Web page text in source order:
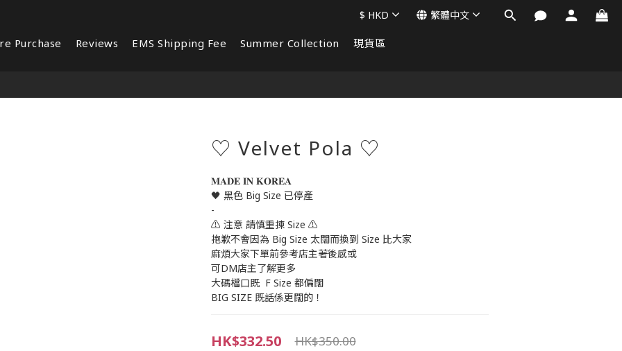
Purchase Reviews EMS Shipping Fee Summer Collection 現貨區
$ HKD 繁體中文
♡ Velvet Pola ♡
𝐌𝐀𝐃𝐄 𝐈𝐍 𝐊𝐎𝐑𝐄𝐀
🖤 黑色 Big Size 已停產
-
⚠️ 注意 請慎重揀 Size ⚠️
抱歉不會因為 Big Size 太闊而換到 Size 比大家
麻煩大家下單前參考店主著後感或
可DM店主了解更多
大碼檔口既  F Size 都偏闊
BIG SIZE 既話係更闊的！
HK$332.50 HK$350.00
立即購買